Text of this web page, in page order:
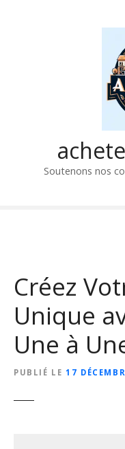
Soutenons nos
Créez
Unique
Une à
PUBLIÉ LE 17